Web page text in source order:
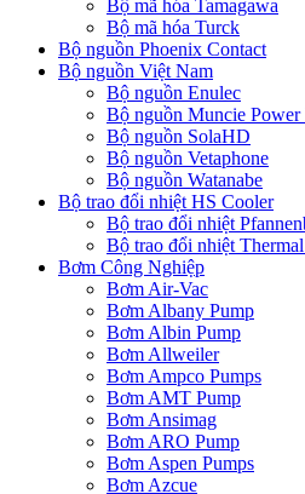
Bộ mã hóa Tamagawa
Bộ mã hóa Turck
Bộ nguồn Phoenix Contact
Bộ nguồn Việt Nam
Bộ nguồn Enulec
Bộ nguồn Muncie Power
Bộ nguồn SolaHD
Bộ nguồn Vetaphone
Bộ nguồn Watanabe
Bộ trao đổi nhiệt HS Cooler
Bộ trao đổi nhiệt
Bộ trao đổi nhiệt
Bơm Công Nghiệp
Bơm Air-Vac
Bơm Albany Pump
Bơm Albin Pump
Bơm Allweiler
Bơm Ampco Pumps
Bơm AMT Pump
Bơm Ansimag
Bơm ARO Pump
Bơm Aspen Pumps
Bơm Azcue